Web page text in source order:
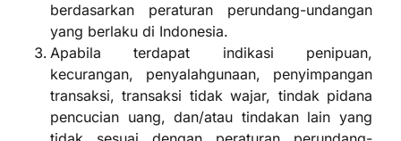
berdasarkan peraturan perundang-undangan
yang berlaku di Indonesia.
Apabila terdapat indikasi penipuan,
kecurangan, penyalahgunaan, penyimpangan
transaksi, transaksi tidak wajar, tindak pidana
pencucian uang, dan/atau tindakan lain yang